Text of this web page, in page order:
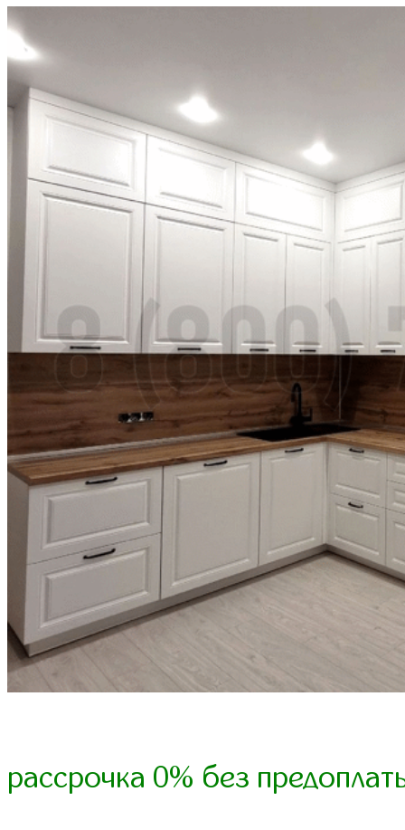
рассрочка 0% без